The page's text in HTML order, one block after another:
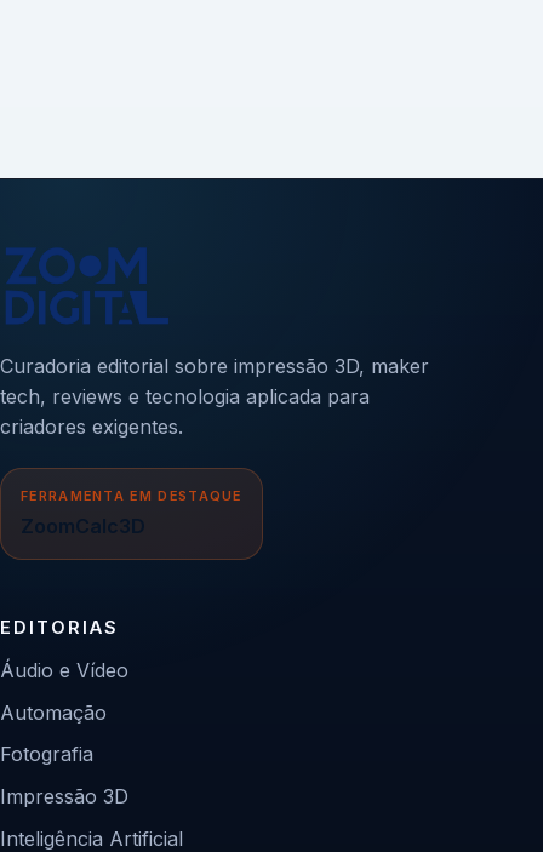
Curadoria editorial sobre impressão 3D, maker
tech, reviews e tecnologia aplicada para
criadores exigentes.
FERRAMENTA EM DESTAQUE
ZoomCalc3D
EDITORIAS
Áudio e Vídeo
Automação
Fotografia
Impressão 3D
Inteligência Artificial